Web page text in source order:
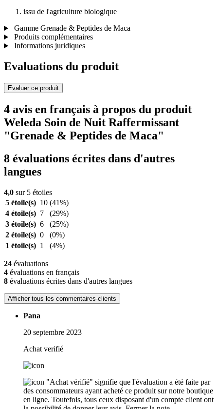
issu de l'agriculture biologique
Gamme Grenade & Peptides de Maca
Produits complémentaires
Informations juridiques
Evaluations du produit
Evaluer ce produit
4 avis en français à propos du produit
Weleda Soin de Nuit Raffermissant
"Grenade & Peptides de Maca"
8 évaluations écrites dans d'autres
langues
4,0 sur 5 étoiles
5 étoile(s) 10 (41%)
4 étoile(s) 7
(29%)
3 étoile(s) 6
(25%)
2 étoile(s) 0
(0%)
1 étoile(s) 1 (4%)
24 évaluations
4 évaluations en français
8 évaluations écrites dans d'autres langues
Afficher tous les commentaires-clients
Pana
20 septembre 2023
Achat verifié
"Achat vérifié" signifie que l'évaluation a été faite par
des consommateurs ayant acheté ce produit sur notre boutique
en ligne. Toutefois, tous ceux disposant d'un compte client ont